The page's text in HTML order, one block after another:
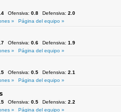
Ofensiva: 0.8 Defensiva: 2.0
»
Página del equipo »
Ofensiva: 0.6 Defensiva: 1.9
»
Página del equipo »
Ofensiva: 0.5 Defensiva: 2.1
»
Página del equipo »
Ofensiva: 0.5 Defensiva: 2.2
»
Página del equipo »